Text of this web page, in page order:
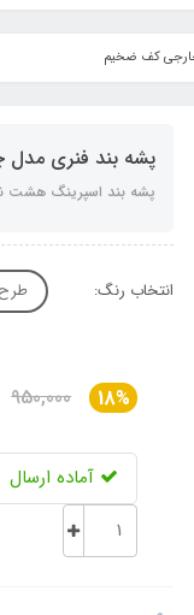
پشه‌ بند فنری مدل چادر مسافرتی 8
پشه‌ بند اسپرینگ هشت
انتخاب رنگ:
18%
950,000
آماده ارسال